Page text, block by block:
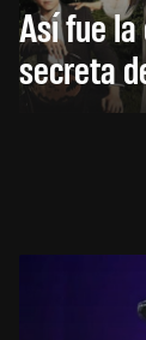
Así fue
secreta